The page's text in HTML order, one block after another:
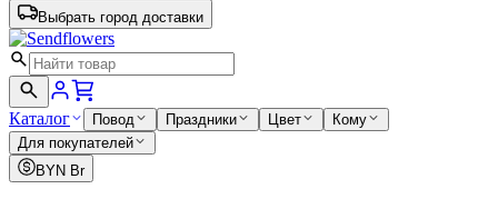
Выбрать город доставки
Каталог Повод Праздники Цвет
Кому
Для покупателей
BYN Br